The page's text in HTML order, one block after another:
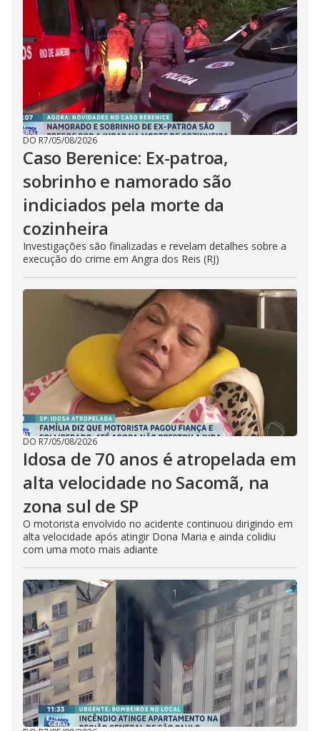
DO R7/05/08/2026
Caso Berenice: Ex-patroa,
sobrinho e namorado são
indiciados pela morte da
cozinheira
Investigações são finalizadas e revelam detalhes sobre a
execução do crime em Angra dos Reis (RJ)
DO R7/05/08/2026
Idosa de 70 anos é atropelada em
alta velocidade no Sacomã, na
zona sul de SP
O motorista envolvido no acidente continuou dirigindo em
alta velocidade após atingir Dona Maria e ainda colidiu
com uma moto mais adiante